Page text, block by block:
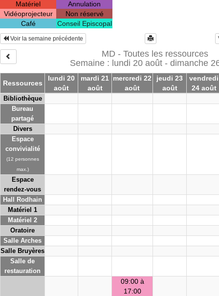
Matériel
Annulation
Vidéoprojecteur
Non réservé
Café
Conseil Episcopal
Voir la semaine précédente
MD - Toutes les ressources
Semaine : lundi 20 août - dimanche
Ressources
lundi 20
août
mardi 21
août
mercredi 22
août
jeudi 23
août
vendredi
24 août
Bibliothèque
Bureau
partagé
Divers
Espace
convivialité
(12 personnes
max.)
Espace
rendez-vous
Hall Rodhain
Matériel 1
Matériel 2
Oratoire
Salle Arches
Salle Bruyères
Salle de
restauration
09:00 à
17:00